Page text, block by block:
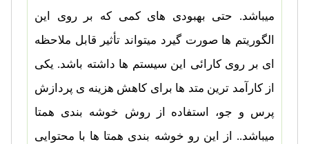
میباشد. حتی بهبودی های کمی که بر روی این
الگوریتم ها صورت گیرد میتواند تأثیر قابل ملاحظه
ای بر روی کارائی این سیستم ها داشته باشد. یکی
از کارآمد ترین متد ها برای کاهش هزینه ی پردازش
پرس و جو، استفاده از روش خوشه بندی همتا
میباشد.. از این رو خوشه بندی همتا ها با محتوایی